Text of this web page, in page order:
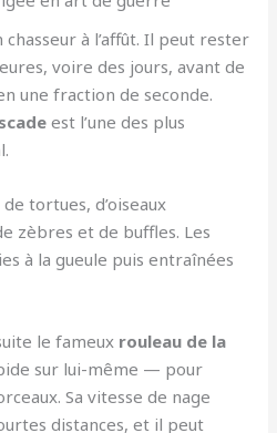
à l’affût. Il peut rester
voire des jours, avant de
une fraction de seconde.
est l’une des plus
tortues, d’oiseaux
zèbres et de buffles. Les
à la gueule puis entraînées
le fameux rouleau de la
sur lui-même — pour
Sa vitesse de nage
distances, et il peut